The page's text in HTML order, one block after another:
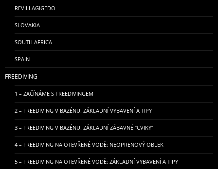
REVILLAGIGEDO
SLOVAKIA
SOUTH AFRICA
SPAIN
FREEDIVING
1 – ZAČÍNÁME S FREEDIVINGEM
2 – FREEDIVING V BAZÉNU: ZÁKLADNÍ VYBAVENÍ A TIPY
3 – FREEDIVING V BAZÉNU: ZÁKLADNÍ ZÁBAVNÉ “CVIKY”
4 – FREEDIVING NA OTEVŘENÉ VODĚ: NEOPRENOVÝ OBLEK
5 – FREEDIVING NA OTEVŘENÉ VODĚ: ZÁKLADNÍ VYBAVENÍ A TIPY